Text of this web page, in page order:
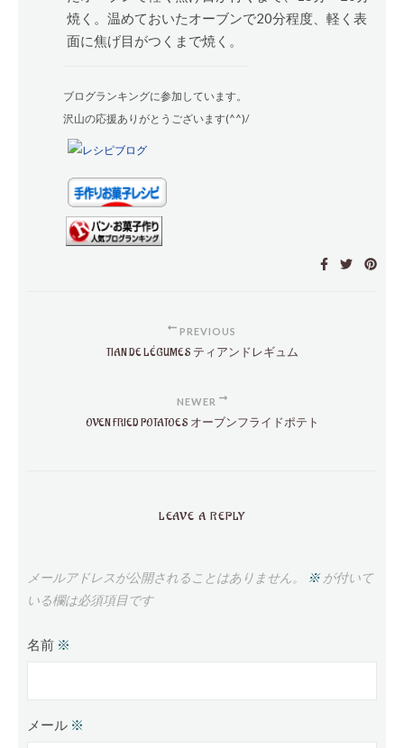
焼く。温めておいたオーブンで20分程度、軽く表
面に焦げ目がつくまで焼く。
ブログランキングに参加しています。
沢山の応援ありがとうございます(^^)/
PREVIOUS
TIAN DE LÉGUMES ティアンドレギュム
NEWER
OVEN FRIED POTATOES オーブンフライドポテト
LEAVE A REPLY
メールアドレスが公開されることはありません。 ※が付いて
いる欄は必須項目です
名前 ※
メール ※